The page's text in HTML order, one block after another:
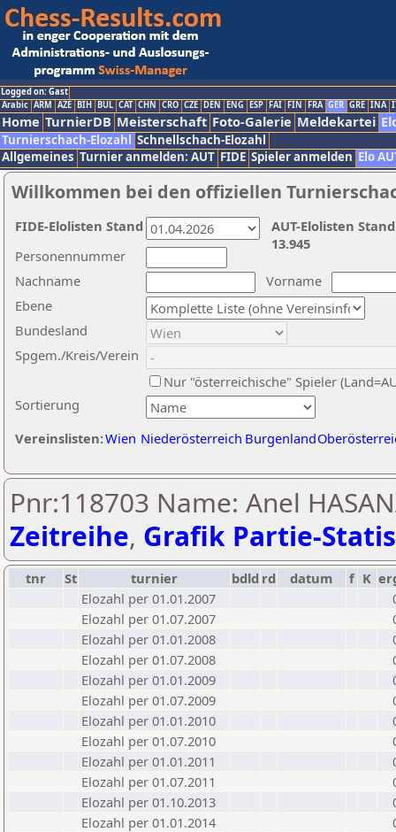
Logged on: Gast
Arabic ARM AZE BIH BUL CAT CHN CRO CZE DEN ENG ESP FAI FIN FRA GER GRE INA
Home TurnierDB Meisterschaft Foto-Galerie Meldekartei
Turnierschach-Elozahl Schnellschach-Elozahl
Allgemeines Turnier anmelden: AUT FIDE Spieler anmelden Elo
Willkommen bei den offiziellen
Nachname
Vorname
Ebene
Sortierung
Personennummer
Bundesland
Spgem./Kreis/Verein
Nur "österreichische" Spieler
Vereinslisten:Wien Niederösterreich Burgenland
AUT-Elolisten
13.945
FIDE-Elolisten Stand
Pnr:118703 Name: Anel
Zeitreihe, Grafik Partie-
tnr St turnier bdld rd datum f K
Elozahl per 01.01.2007
Elozahl per 01.07.2007
Elozahl per 01.01.2008
Elozahl per 01.07.2008
Elozahl per 01.01.2009
Elozahl per 01.07.2009
Elozahl per 01.01.2010
Elozahl per 01.07.2010
Elozahl per 01.01.2011
Elozahl per 01.07.2011
Elozahl per 01.10.2013
Elozahl per 01.01.2014